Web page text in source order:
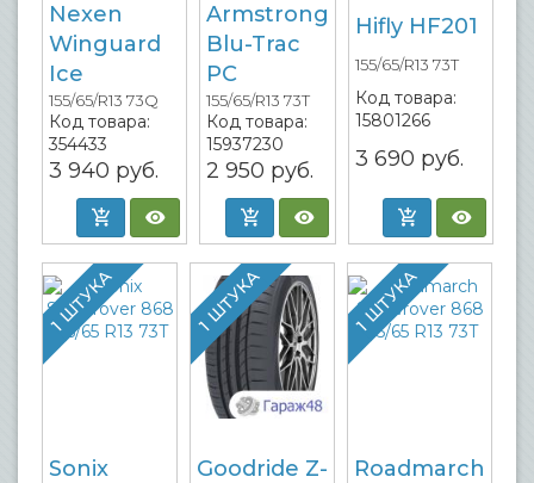
Nexen
Winguard
Ice
155/65/R13 73Q
Код товара:
354433
3 940 руб.
Armstrong
Blu-Trac
PC
155/65/R13 73T
Код товара:
15937230
2 950 руб.
Hifly HF201
155/65/R13 73T
Код товара:
15801266
3 690 руб.
1 ШТУКА
Sonix
1 ШТУКА
Goodride Z-
1 ШТУКА
Roadmarch